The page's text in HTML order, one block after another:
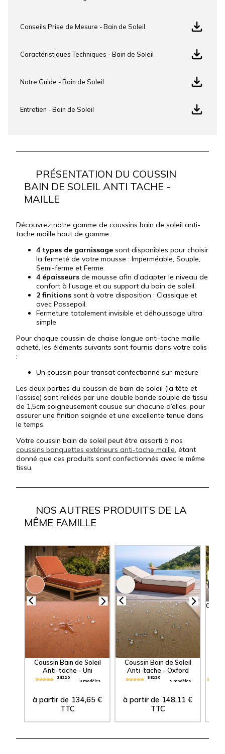
Conseils Prise de Mesure - Bain de Soleil
Caractéristiques Techniques - Bain de Soleil
Notre Guide - Bain de Soleil
Entretien - Bain de Soleil
PRÉSENTATION DU COUSSIN
BAIN DE SOLEIL ANTI TACHE -
MAILLE
Découvrez notre gamme de coussins bain de soleil anti-
tache maille haut de gamme :
4 types de garnissage sont disponibles pour choisir
la fermeté de votre mousse : Imperméable, Souple,
Semi-ferme et Ferme.
4 épaisseurs de mousse afin d’adapter le niveau de
confort à l’usage et au support du bain de soleil.
2 finitions sont à votre disposition : Classique et
avec Passepoil.
Fermeture totalement invisible et déhoussage ultra
simple
Pour chaque coussin de chaise longue anti-tache maille
acheté, les éléments suivants sont fournis dans votre colis
:
Un coussin pour transat confectionné sur-mesure
Les deux parties du coussin de bain de soleil (la tête et
l’assise) sont reliées par une double bande souple de tissu
de 1,5cm soigneusement cousue sur chacune d’elles, pour
assurer une finition soignée et une excellente tenue dans
le temps.
Votre coussin bain de soleil peut être assorti à nos
coussins banquettes extérieurs anti-tache maille , étant
donné que ces produits sont confectionnés avec le même
tissu.
NOS AUTRES PRODUITS DE LA
MÊME FAMILLE
Coussin Bain de Soleil
Anti-tache - Uni
38220
8 modèles
à partir de 134,65 €
TTC
Coussin Bain de Soleil
Anti-tache - Oxford
38220
9 modèles
à partir de 148,11 €
TTC